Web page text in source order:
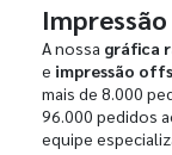
A nossa gráfica
e impressão
mais de 8.000
96.000 pedidos
equipe